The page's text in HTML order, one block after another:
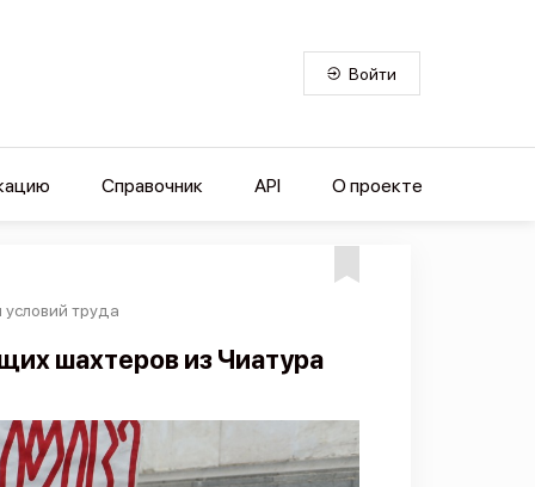
Войти
Справочник API О проекте
труда
шахтеров из Чиатура